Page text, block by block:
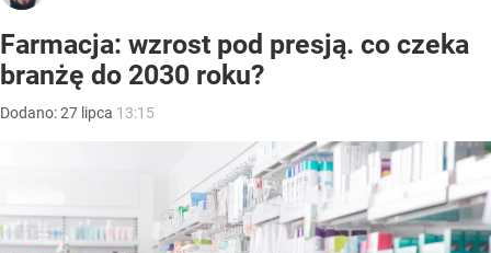
Farmacja: wzrost pod presją. co czeka
branżę do 2030 roku?
Dodano:27 lipca 13:15